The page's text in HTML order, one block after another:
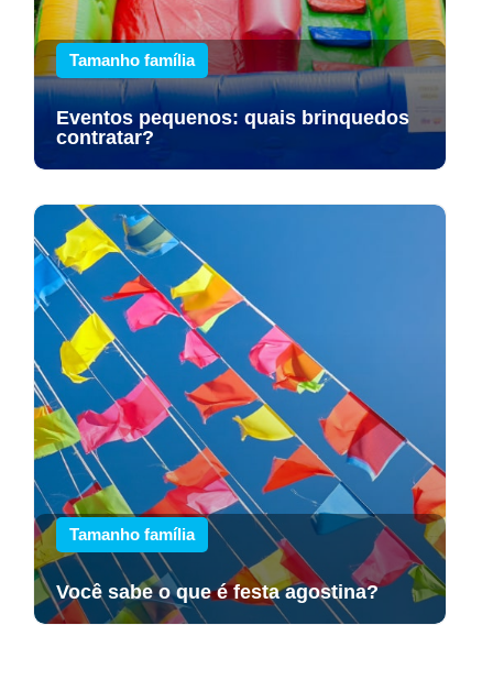
Tamanho família
Eventos pequenos: quais brinquedos
contratar?
Tamanho família
Você sabe o que é festa agostina?